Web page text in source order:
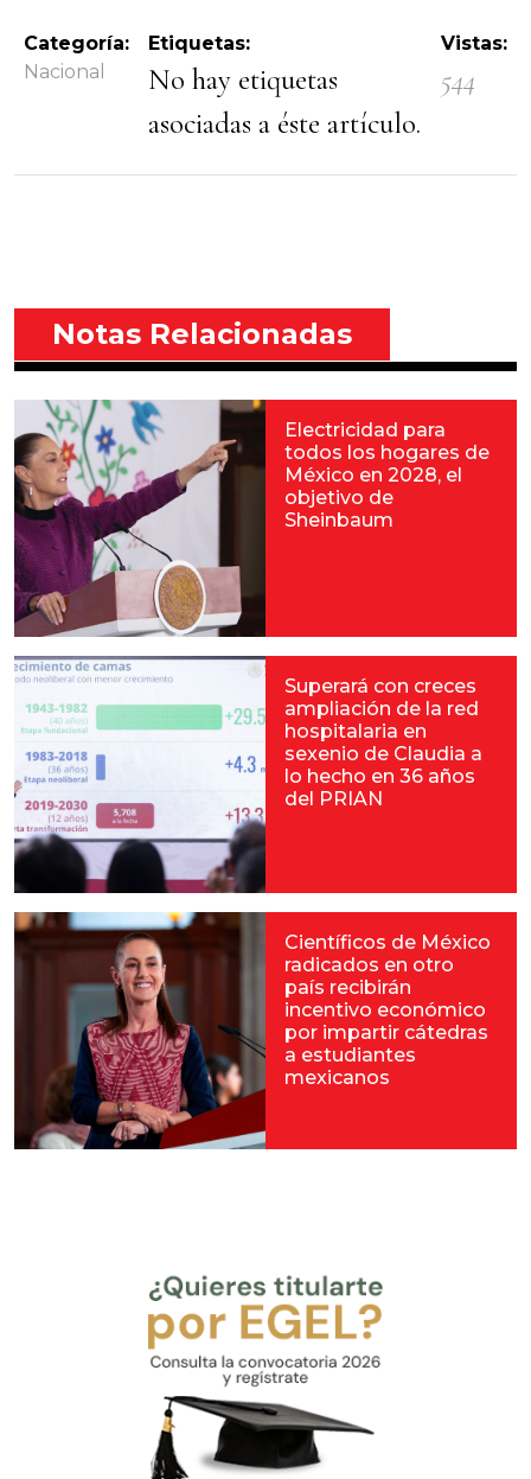
Categoría:
Nacional
Etiquetas:
No hay etiquetas
asociadas a éste artículo.
Vistas:
544
Notas Relacionadas
Electricidad para
todos los hogares de
México en 2028, el
objetivo de
Sheinbaum
Superará con creces
ampliación de la red
hospitalaria en
sexenio de Claudia a
lo hecho en 36 años
del PRIAN
Científicos de México
radicados en otro
país recibirán
incentivo económico
por impartir cátedras
a estudiantes
mexicanos